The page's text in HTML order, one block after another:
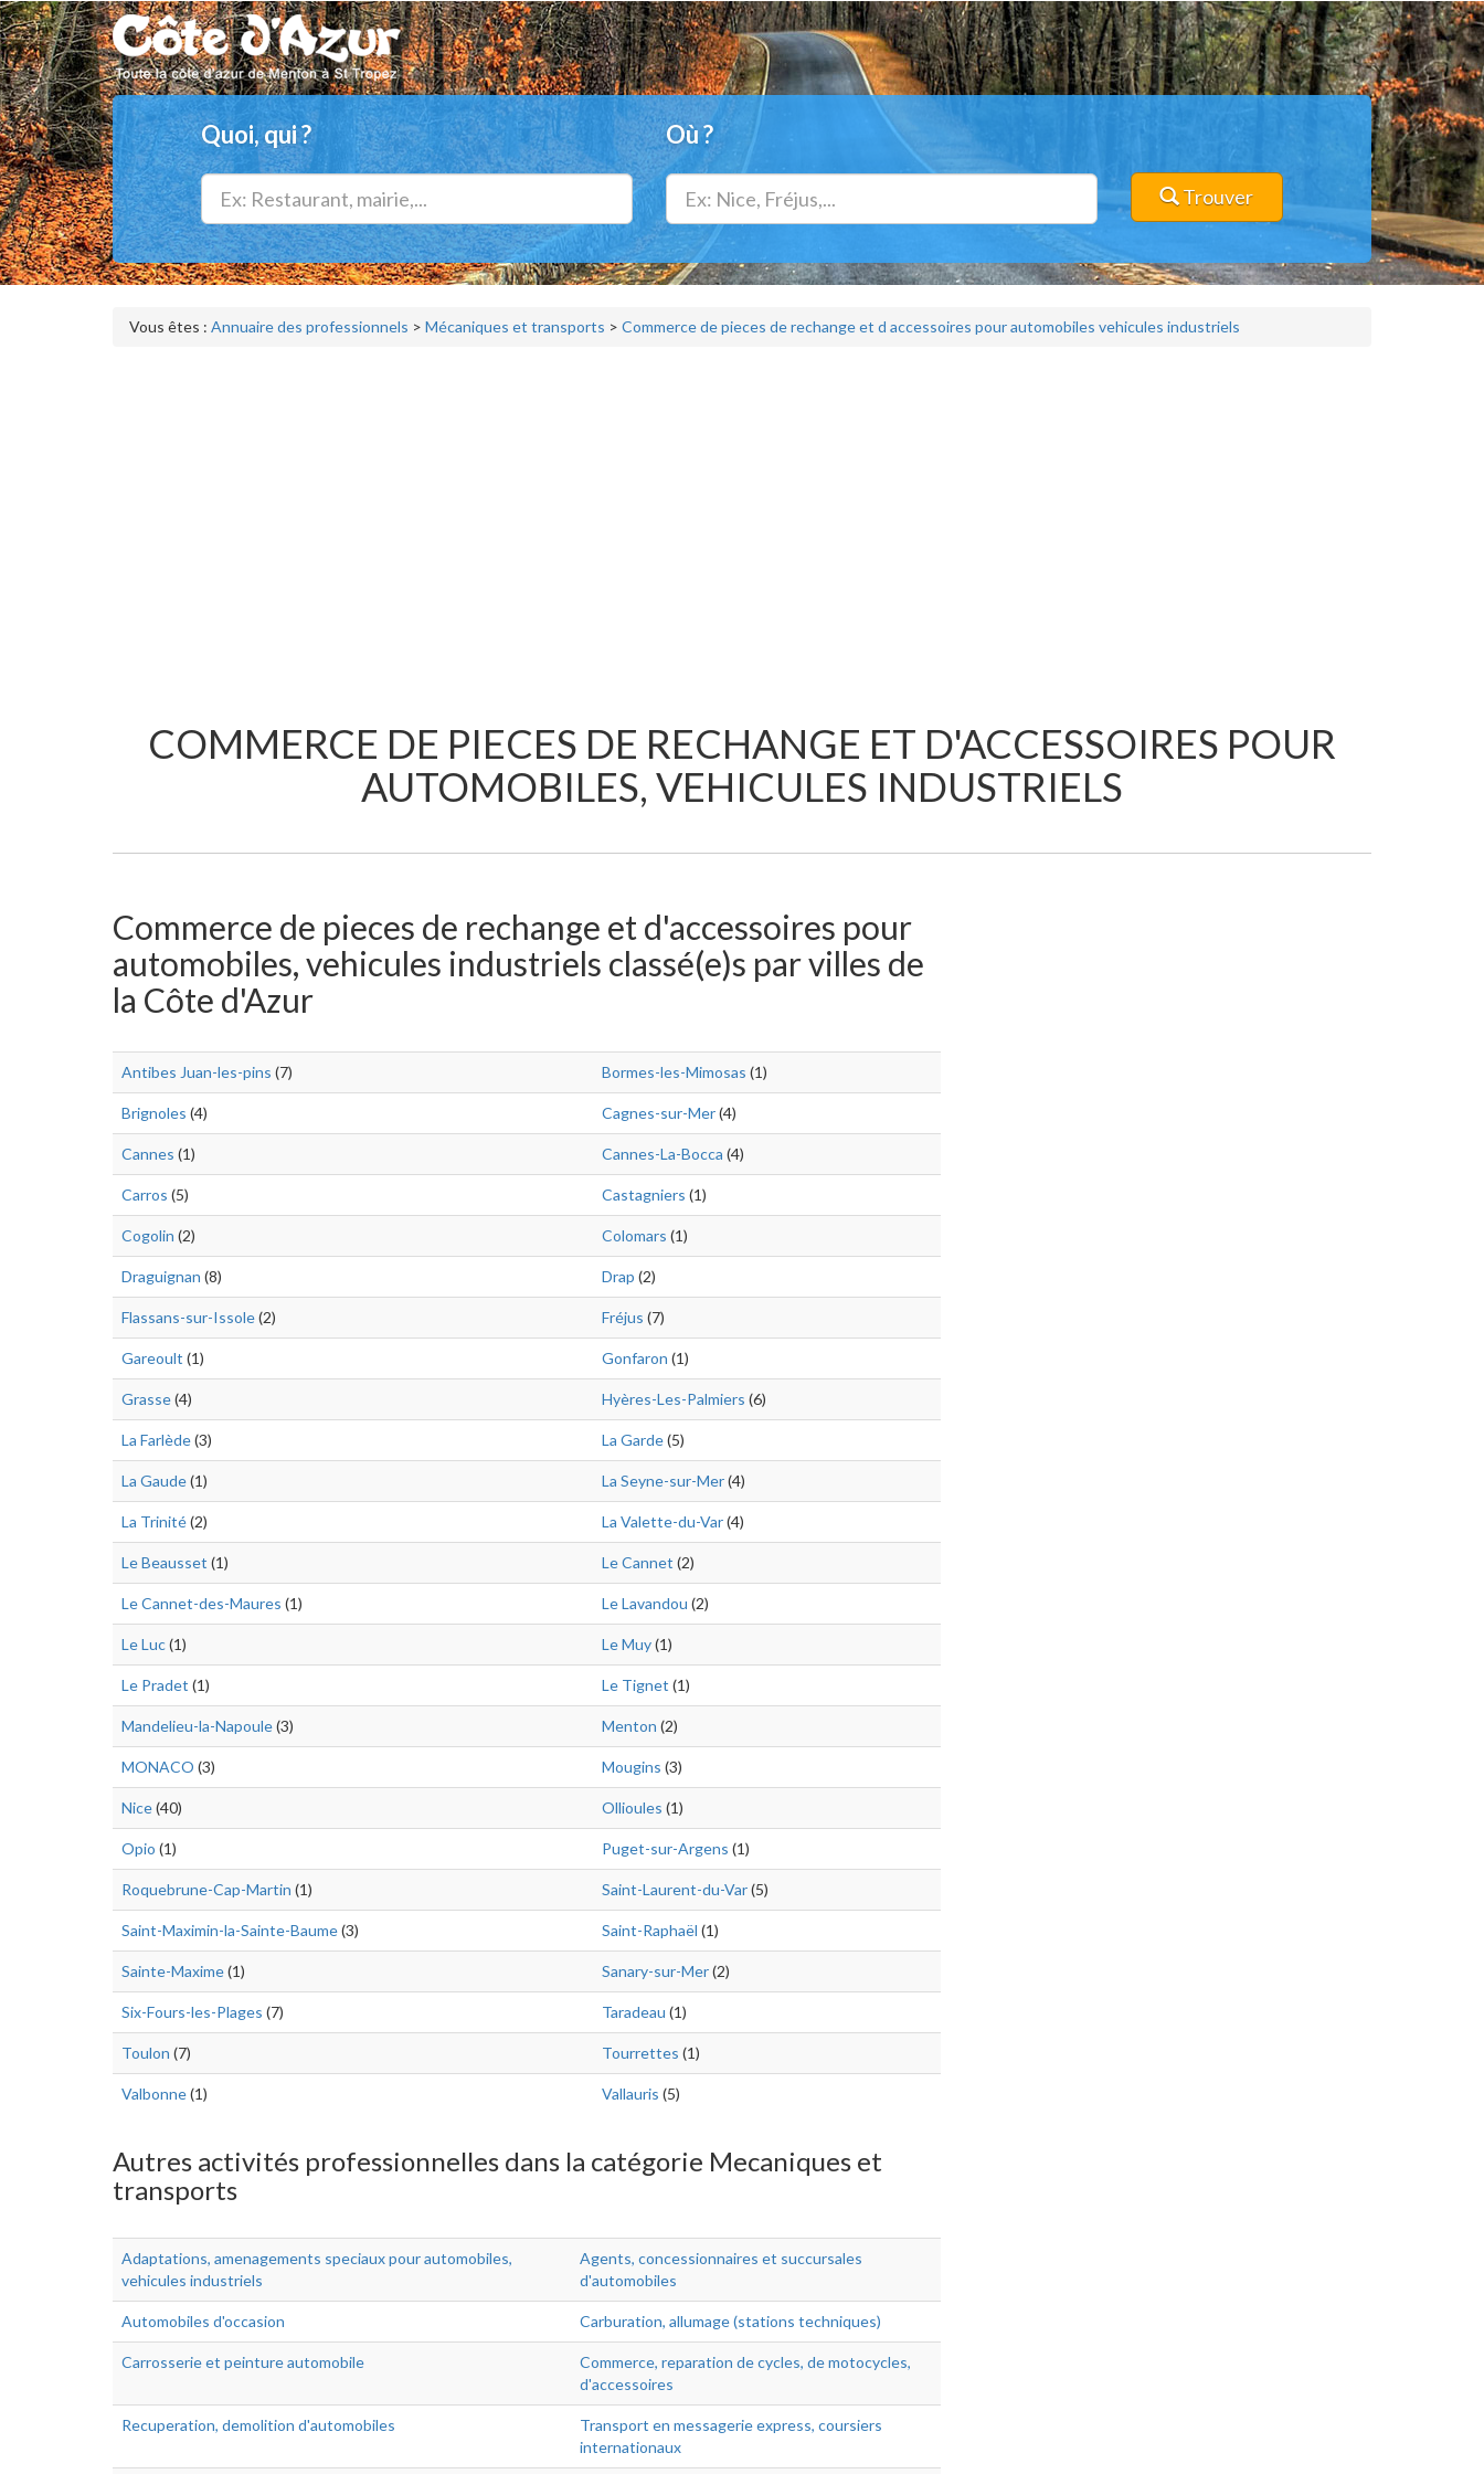
Quoi, qui ? Où ?
Trouver
Vous êtes : Annuaire des professionnels > Mécaniques et transports > Commerce de pieces de rechange et d accessoires pour automobiles vehicules industriels
COMMERCE DE PIECES DE RECHANGE ET D'ACCESSOIRES POUR
AUTOMOBILES, VEHICULES INDUSTRIELS
Commerce de pieces de rechange et d'accessoires pour
automobiles, vehicules industriels classé(e)s par villes de
la Côte d'Azur
Antibes Juan-les-pins (7) Bormes-les-Mimosas (1)
Brignoles (4) Cagnes-sur-Mer(4)
Cannes (1) Cannes-La-Bocca (4)
Carros (5) Castagniers (1)
Cogolin (2) Colomars (1)
Draguignan (8) Drap (2)
Flassans-sur-Issole(2) Fréjus (7)
Gareoult (1) Gonfaron (1)
Grasse(4) Hyères-Les-Palmiers (6)
La Farlède(3) La Garde(5)
La Gaude(1) La Seyne-sur-Mer(4)
La Trinité(2) La Valette-du-Var(4)
Le Beausset (1) Le Cannet (2)
Le Cannet-des-Maures (1) Le Lavandou (2)
Le Luc(1) Le Muy(1)
Le Pradet (1) Le Tignet (1)
Mandelieu-la-Napoule(3) Menton (2)
MONACO (3) Mougins (3)
Nice(40) Ollioules (1)
Opio (1) Puget-sur-Argens (1)
Roquebrune-Cap-Martin (1) Saint-Laurent-du-Var(5)
Saint-Maximin-la-Sainte-Baume(3) Saint-Raphaël (1)
Sainte-Maxime(1) Sanary-sur-Mer(2)
Six-Fours-les-Plages (7) Taradeau (1)
Toulon (7) Tourrettes (1)
Valbonne(1) Vallauris (5)
Autres activités professionnelles dans la catégorie Mecaniques et
transports
Adaptations, amenagements speciaux pour automobiles,
vehicules industriels
Agents, concessionnaires et succursales
d'automobiles
Automobiles d'occasion Carburation, allumage (stations techniques)
Carrosserie et peinture automobile
Commerce, reparation de cycles, de motocycles,
d'accessoires
Recuperation, demolition d'automobiles
Transport en messagerie express, coursiers
internationaux